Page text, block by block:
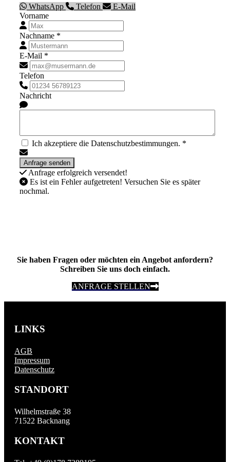
WhatsApp Telefon
E-Mail
Vorname
Nachname *
E-Mail *
Telefon
Nachricht
Ich akzeptiere die Datenschutzbestimmungen. *
Anfrage erfolgreich versendet!
Es ist ein Fehler aufgetreten! Versuchen Sie es später
nochmal.
Sie haben Fragen oder möchten ein Angebot anfordern?
Schreiben Sie uns doch einfach.
ANFRAGE STELLEN
LINKS
AGB
Impressum
Datenschutz
STANDORT
Wilhelmstraße 38
71522 Backnang
KONTAKT